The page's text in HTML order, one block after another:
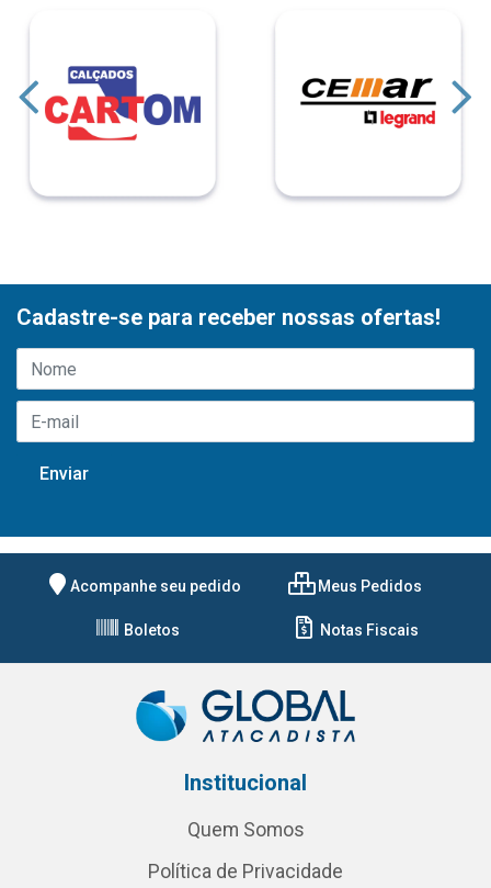
Cadastre-se para receber nossas ofertas!
Acompanhe seu pedido Meus Pedidos
Boletos Notas Fiscais
Institucional
Quem Somos
Política de Privacidade